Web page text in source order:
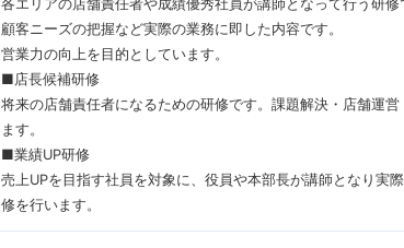
各エリアの店舗責任者や成績優秀社員が講師となって行う研
顧客ニーズの把握など実際の業務に即した内容です。
営業力の向上を目的としています。
■店長候補研修
将来の店舗責任者になるための研修です。課題解決・店舗運
ます。
■業績UP研修
売上UPを目指す社員を対象に、役員や本部長が講師となり実
修を行います。